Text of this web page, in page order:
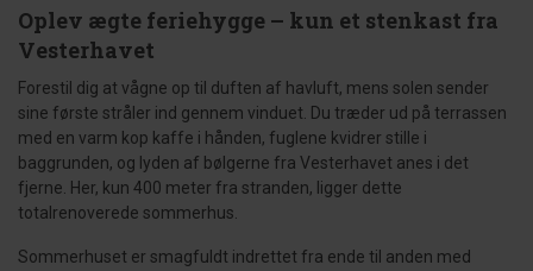
Oplev ægte feriehygge – kun et stenkast fra
Vesterhavet
Forestil dig at vågne op til duften af havluft, mens solen sender
sine første stråler ind gennem vinduet. Du træder ud på terrassen
med en varm kop kaffe i hånden, fuglene kvidrer stille i
baggrunden, og lyden af bølgerne fra Vesterhavet anes i det
fjerne. Her, kun 400 meter fra stranden, ligger dette
totalrenoverede sommerhus.
Sommerhuset er smagfuldt indrettet fra ende til anden med